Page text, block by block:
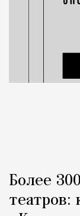
Более
театров: